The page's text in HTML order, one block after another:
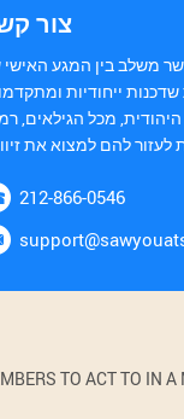
צור
משלב בין המגע
ייחודיות
מכל הגילאים,
212-866-0546
TO ACT TO IN